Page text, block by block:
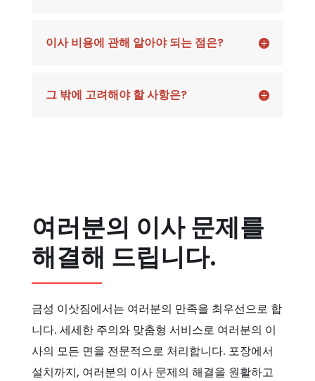
이사 비용에 관해 알아야 되는 점은?
그 밖에 고려해야 할 사항은?
여러분의 이사 문제를
해결해 드립니다.
금성 이삿짐에서는 여러분의 만족을 최우선으로 합
니다. 세세한 주의와 맞춤형 서비스로 여러분의 이
사의 모든 면을 전문적으로 처리합니다. 포장에서
설치까지, 여러분의 이사 문제의 해결을 원활하고